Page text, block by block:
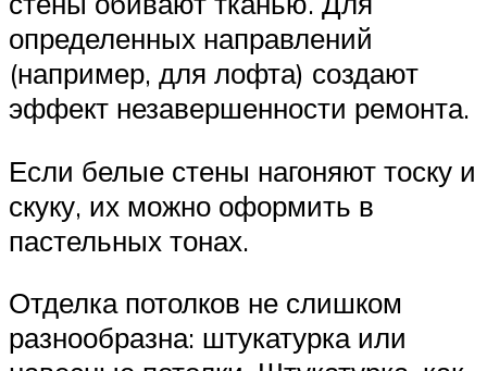
определенных направлений
(например, для лофта) создают
эффект незавершенности ремонта.
Если белые стены нагоняют тоску и
скуку, их можно оформить в
пастельных тонах.
Отделка потолков не слишком
разнообразна: штукатурка или